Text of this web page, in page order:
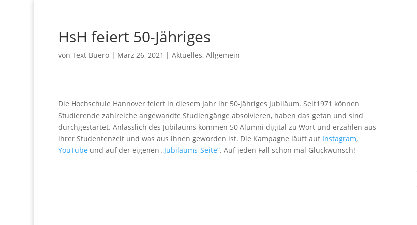
HsH feiert 50-Jähriges
vonText-Buero | März 26, 2021 |Aktuelles,Allgemein
Die Hochschule Hannover feiert in diesem Jahr ihr 50-jähriges Jubiläum. Seit1971 können
Studierende zahlreiche angewandte Studiengänge absolvieren, haben das getan und sind
durchgestartet. Anlässlich des Jubiläums kommen 50 Alumni digital zu Wort und erzählen aus
ihrer Studentenzeit und was aus ihnen geworden ist. Die Kampagne läuft auf Instagram,
YouTube und auf der eigenen „Jubiläums-Seite“. Auf jeden Fall schon mal Glückwunsch!